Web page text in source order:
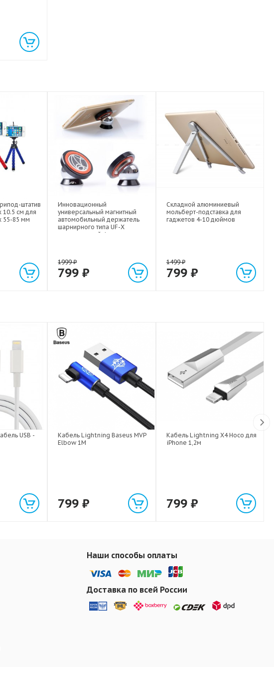
штатив
10.5 см для
55-85 мм
Инновационный
универсальный магнитный
автомобильный держатель
шарнирного типа UF-X
экстрасильной фиксации для
1999₽
799₽
Складной алюминиевый
мольберт-подставка для
гаджетов 4-10 дюймов
1499₽
799 ₽
USB -
Кабель Lightning Baseus MVP
Elbow 1M
799₽
Кабель Lightning X4 Hoco для
iPhone 1,2м
799 ₽
Наши способы оплаты
Доставка по всей России